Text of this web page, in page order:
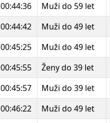
00:44:36 Muži do 59 let
00:44:42 Muži do 49 let
00:45:25 Muži do 49 let
00:45:55 Ženy do 39 let
00:45:57 Muži do 39 let
00:46:22 Muži do 49 let